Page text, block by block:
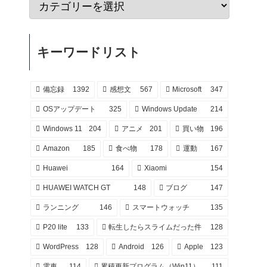
キーワードリスト
備忘録 1392 感想文 567 Microsoft 347
OSアップデート 325 Windows Update 214
Windows 11 204 アニメ 201 買い物 196
Amazon 185 食べ物 178 運動 167
Huawei 164 Xiaomi 154
HUAWEI WATCH GT 148 ブログ 147
ランニング 146 スマートウォッチ 135
P20 lite 133 転生したらスライムだった件 128
WordPress 128 Android 126 Apple 123